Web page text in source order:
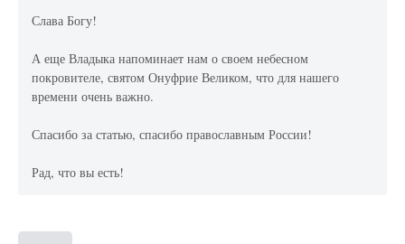
Слава Богу!
А еще Владыка напоминает нам о своем небесном
покровителе, святом Онуфрие Великом, что для нашего
времени очень важно.
Спасибо за статью, спасибо православным России!
Рад, что вы есть!